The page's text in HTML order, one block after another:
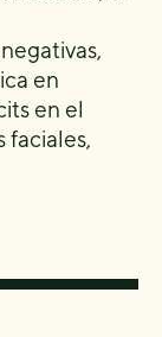
en
en el
faciales,